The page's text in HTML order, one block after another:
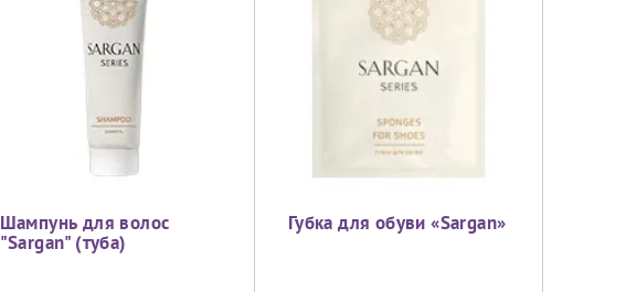
Шампунь для волос
"Sargan" (туба)
Губка для обуви «Sargan»